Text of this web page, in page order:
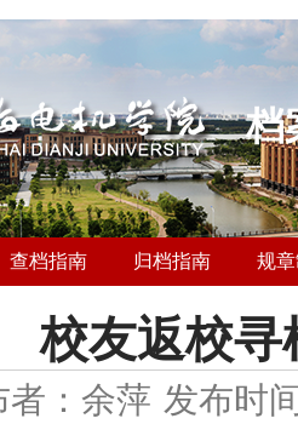
档
查档指南 归档指南 规
校友返校寻
者：余萍 发布时